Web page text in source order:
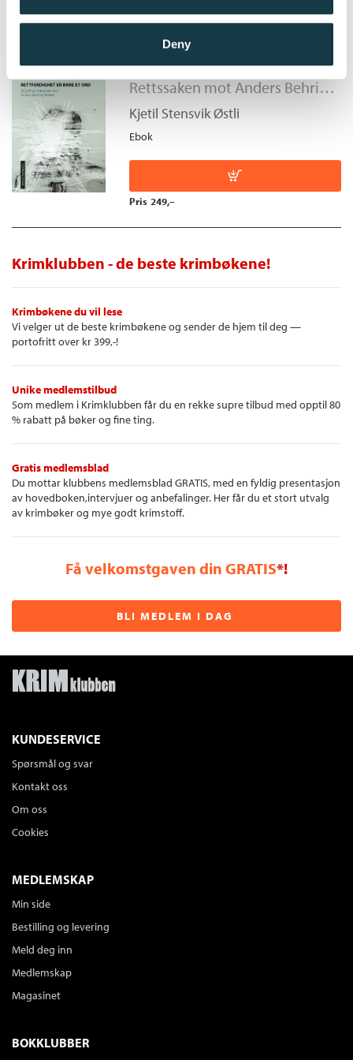
Deny
Rettferdighet er bare et ord
Rettssaken mot Anders Behring Breivik
Kjetil Stensvik Østli
Ebok
Pris 249,–
Krimklubben - de beste krimbøkene!
Krimbøkene du vil lese
Vi velger ut de beste krimbøkene og sender de hjem til deg —
portofritt over kr 399,-!
Unike medlemstilbud
Som medlem i Krimklubben får du en rekke supre tilbud med opptil 80
% rabatt på bøker og fine ting.
Gratis medlemsblad
Du mottar klubbens medlemsblad GRATIS, med en fyldig presentasjon
av hovedboken,intervjuer og anbefalinger. Her får du et stort utvalg
av krimbøker og mye godt krimstoff.
Få velkomstgaven din GRATIS*!
BLI MEDLEM I DAG
KUNDESERVICE
Spørsmål og svar
Kontakt oss
Om oss
Cookies
MEDLEMSKAP
Min side
Bestilling og levering
Meld deg inn
Medlemskap
Magasinet
BOKKLUBBER